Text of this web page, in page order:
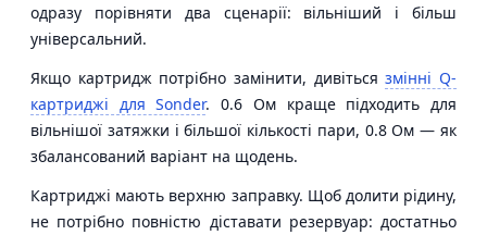
одразу порівняти два сценарії: вільніший і більш
універсальний.
Якщо картридж потрібно замінити, дивітьсязмінні Q-
картриджі для Sonder. 0.6 Ом краще підходить для
вільнішої затяжки і більшої кількості пари, 0.8 Ом — як
збалансований варіант на щодень.
Картриджі мають верхню заправку. Щоб долити рідину,
не потрібно повністю діставати резервуар: достатньо